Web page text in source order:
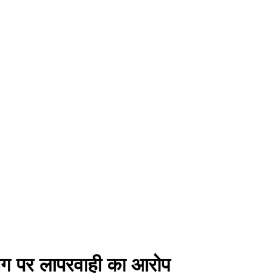
पर लापरवाही का आरोप